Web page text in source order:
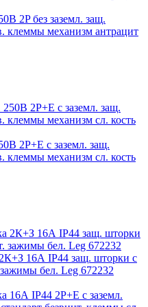
2P без заземл. защ.
клеммы механизм антрацит
2P+E с заземл. защ.
клеммы механизм сл. кость
16А IP44 защ. шторки с
бел. Leg 672232